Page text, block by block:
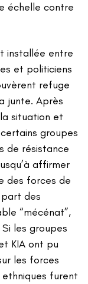
échelle contre
installée entre
et politiciens
refuge
junte. Après
situation et
groupes
de résistance
affirmer
des forces de
des
“mécénat”,
les groupes
KIA ont pu
les forces
ethniques furent